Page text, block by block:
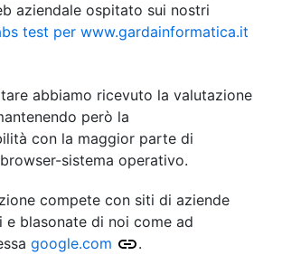
aziendale ospitato sui nostri
test per www.gardainformatica.it
abbiamo ricevuto la valutazione
però la
con la maggior parte di
sistema operativo.
compete con siti di aziende
e blasonate di noi come ad
google.com .